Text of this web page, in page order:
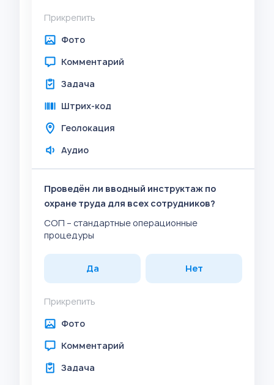
Прикрепить
Фото
Комментарий
Задача
Штрих-код
Геолокация
Аудио
Проведён ли вводный инструктаж по
охране труда для всех сотрудников?
СОП – стандартные операционные
процедуры
Да Нет
Прикрепить
Фото
Комментарий
Задача